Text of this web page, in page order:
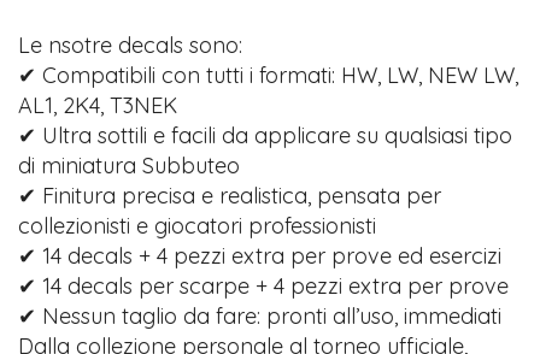
Le nsotre decals sono:
✔ Compatibili con tutti i formati: HW, LW, NEW LW,
AL1, 2K4, T3NEK
✔ Ultra sottili e facili da applicare su qualsiasi tipo
di miniatura Subbuteo
✔ Finitura precisa e realistica, pensata per
collezionisti e giocatori professionisti
✔ 14 decals + 4 pezzi extra per prove ed esercizi
✔ 14 decals per scarpe + 4 pezzi extra per prove
✔ Nessun taglio da fare: pronti all’uso, immediati
Dalla collezione personale al torneo ufficiale,